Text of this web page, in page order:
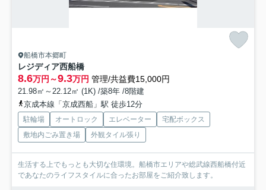
船橋市本郷町
レジディア西船橋
8.6万円～9.3万円 管理/共益費15,000円
21.98㎡～22.12㎡ (1K) /築8年 /8階建
京成本線「京成西船」駅 徒歩12分
駐輪場 オートロック エレベーター
宅配ボックス
敷地内ごみ置き場
外観タイル張り
生活する上でもっとも大切な住環境。船橋市エリアや総武線西船橋付近
であなたのライフスタイルに合ったお部屋をご紹介致します。